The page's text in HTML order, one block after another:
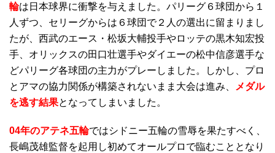
輪は日本球界に衝撃を与えました。パリーグ６球団から１
人ずつ、セリーグからは６球団で２人の選出に留まりまし
たが、西武のエース・松坂大輔投手やロッテの黒木知宏投
手、オリックスの田口壮選手やダイエーの松中信彦選手な
どパリーグ各球団の主力がプレーしました。しかし、プロ
とアマの協力関係が構築されないまま大会は進み、
メダル
を逃す結果となってしまいました。
04年のアテネ五輪ではシドニー五輪の雪辱を果たすべく、
長嶋茂雄監督を起用し初めてオールプロで臨むこととなり